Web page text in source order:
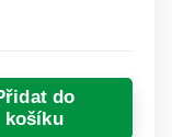
do
košíku